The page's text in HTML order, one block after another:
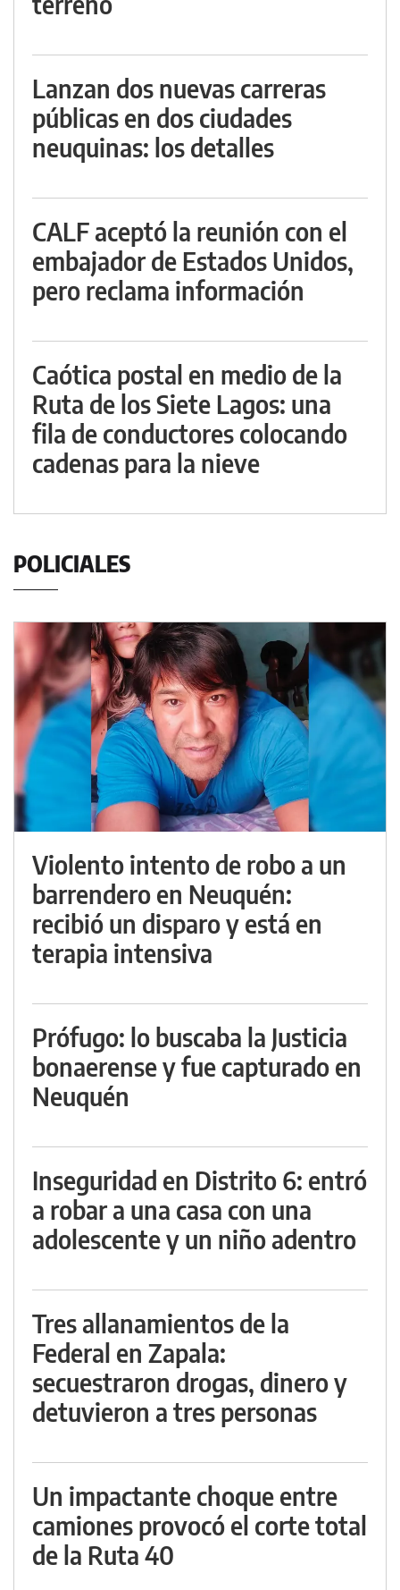
Lanzan dos nuevas carreras
públicas en dos ciudades
neuquinas: los detalles
CALF aceptó la reunión con el
embajador de Estados Unidos,
pero reclama información
Caótica postal en medio de la
Ruta de los Siete Lagos: una
fila de conductores colocando
cadenas para la nieve
POLICIALES
Violento intento de robo a un
barrendero en Neuquén:
recibió un disparo y está en
terapia intensiva
Prófugo: lo buscaba la Justicia
bonaerense y fue capturado en
Neuquén
Inseguridad en Distrito 6: entró
a robar a una casa con una
adolescente y un niño adentro
Tres allanamientos de la
Federal en Zapala:
secuestraron drogas, dinero y
detuvieron a tres personas
Un impactante choque entre
camiones provocó el corte total
de la Ruta 40